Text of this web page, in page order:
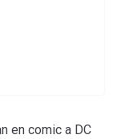
en comic a DC